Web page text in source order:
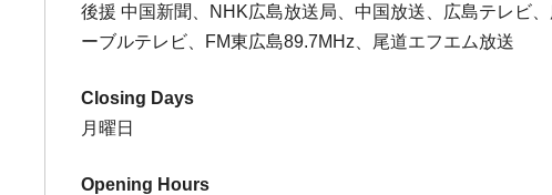
後援 中国新聞、NHK広島放送局、中国放送、広島テレビ
ーブルテレビ、FM東広島89.7MHz、尾道エフエム放送
Closing Days
月曜日
Opening Hours